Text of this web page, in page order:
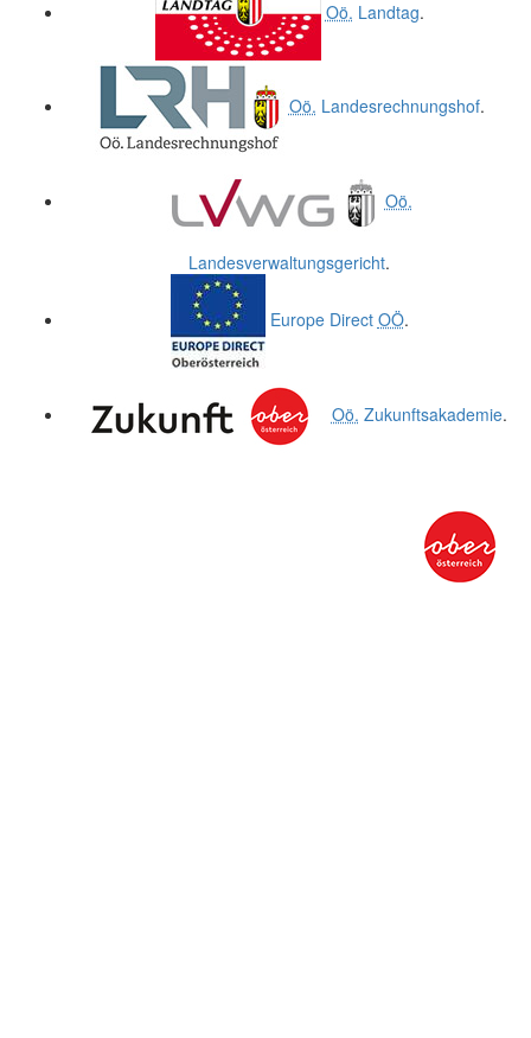
Oö. Landtag.
Oö. Landesrechnungshof.
Oö.
Landesverwaltungsgericht.
Europe Direct OÖ.
Oö. Zukunftsakademie.